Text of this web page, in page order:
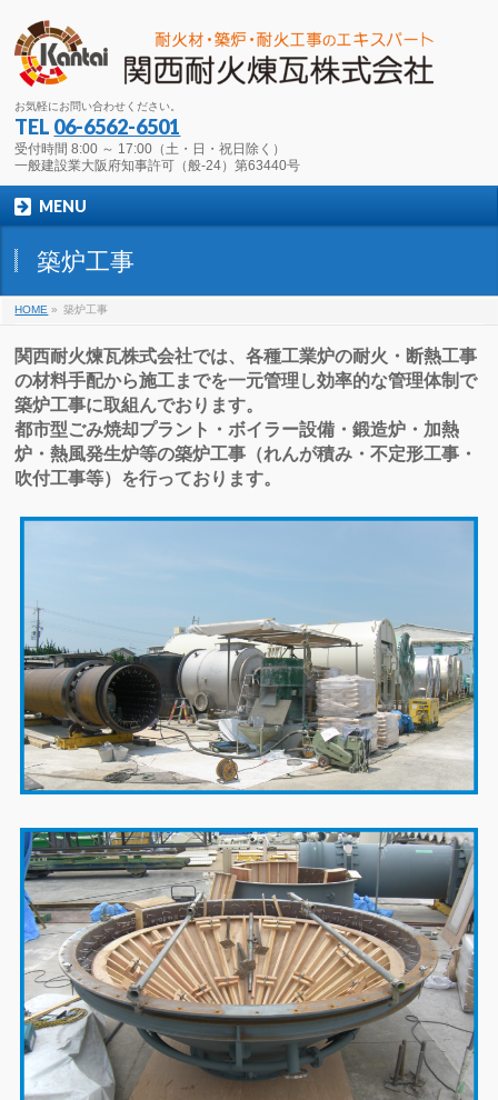
お気軽にお問い合わせください。
TEL 06-6562-6501
受付時間 8:00 ～ 17:00（土・日・祝日除く）
一般建設業大阪府知事許可（般-24）第63440号
MENU
築炉工事
HOME » 築炉工事
関西耐火煉瓦株式会社では、各種工業炉の耐火・断熱工事
の材料手配から施工までを一元管理し効率的な管理体制で
築炉工事に取組んでおります。
都市型ごみ焼却プラント・ボイラー設備・鍛造炉・加熱
炉・熱風発生炉等の築炉工事（れんが積み・不定形工事・
吹付工事等）を行っております。